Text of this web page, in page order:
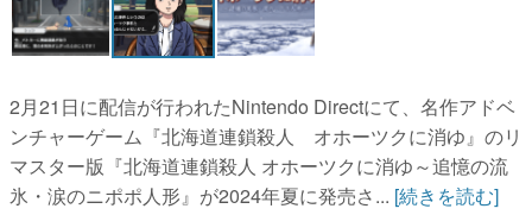
電ファミニコゲーマーとは？
運営：株式会社マレ
2月21日に配信が行われたNintendo Directにて、名作アドベ
ンチャーゲーム『北海道連鎖殺人 オホーツクに消ゆ』のリ
マスター版『北海道連鎖殺人 オホーツクに消ゆ～追憶の流
氷・涙のニポポ人形』が2024年夏に発売さ... [続きを読む]